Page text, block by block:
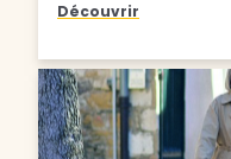
Découvrir